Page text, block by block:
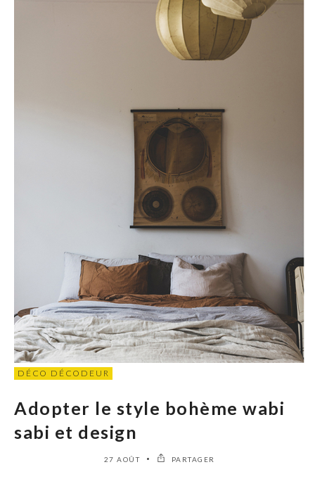
DÉCO DÉCODEUR
Adopter le style bohème wabi
sabi et design
27 AOÛT PARTAGER